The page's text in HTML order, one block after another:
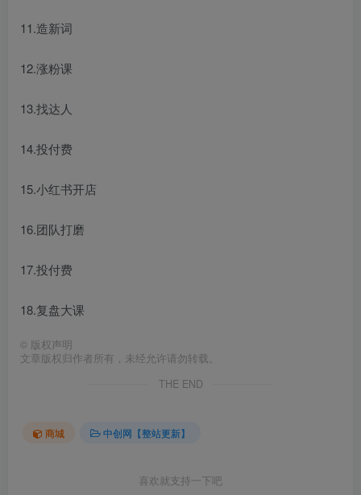
11.造新词
12.涨粉课
13.找达人
14.投付费
15.小红书开店
16.团队打磨
17.投付费
18.复盘大课
© 版权声明
文章版权归作者所有，未经允许请勿转载。
THE END
商城 中创网【整站更新】
喜欢就支持一下吧